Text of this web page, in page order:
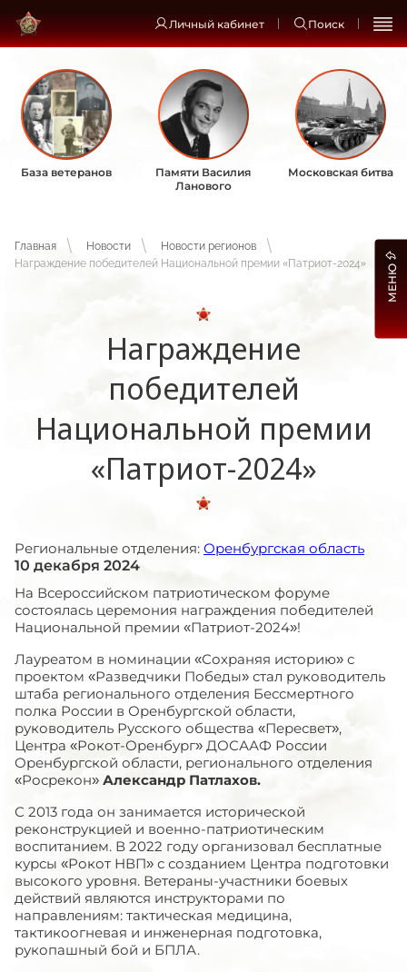
Личный кабинет Поиск
База ветеранов
Памяти Василия
Ланового
Московская битва
Главная Новости
Новости регионов
Награждение победителей Национальной премии «Патриот-2024»
Награждение
победителей
Национальной премии
«Патриот-2024»
Региональные отделения: Оренбургская область
10 декабря 2024
На Всероссийском патриотическом форуме
состоялась церемония награждения победителей
Национальной премии «Патриот-2024»!
Лауреатом в номинации «Сохраняя историю» с
проектом «Разведчики Победы» стал руководитель
штаба регионального отделения Бессмертного
полка России в Оренбургской области,
руководитель Русского общества «Пересвет»,
Центра «Рокот-Оренбург» ДОСААФ России
Оренбургской области, регионального отделения
«Росрекон» Александр Патлахов.
С 2013 года он занимается исторической
реконструкцией и военно-патриотическим
воспитанием. В 2022 году организовал бесплатные
курсы «Рокот НВП» с созданием Центра подготовки
высокого уровня. Ветераны-участники боевых
действий являются инструкторами по
направлениям: тактическая медицина,
тактикоогневая и инженерная подготовка,
рукопашный бой и БПЛА.
МЕНЮ